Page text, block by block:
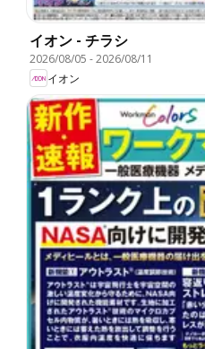
イオン - チラシ
2026/08/05 -2026/08/11
イオン